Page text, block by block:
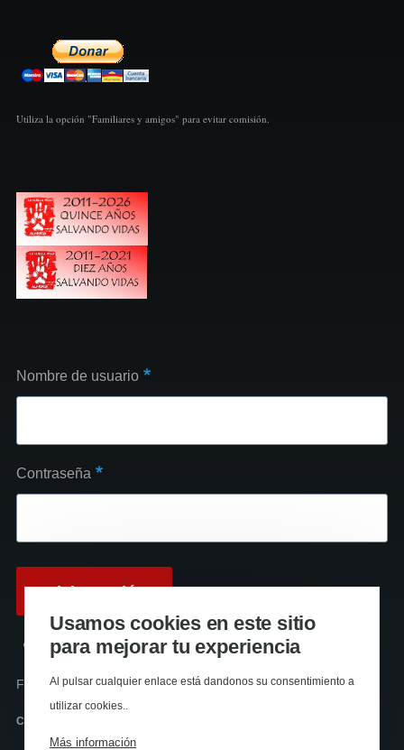
Utiliza la opción "Familiares y amigos" para evitar comisión.
Nombre de usuario
Contraseña
Reinicializar su contraseña
Funciona conDrupal
Canal RSS
Usamos cookies en este sitio
para mejorar tu experiencia
Al pulsar cualquier enlace está dandonos su consentimiento a
utilizar cookies..
Más información